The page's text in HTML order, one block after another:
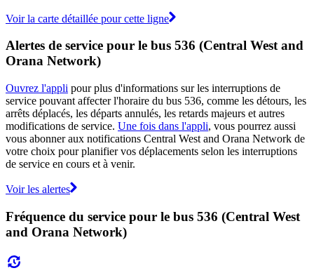
Voir la carte détaillée pour cette ligne
Alertes de service pour le bus 536 (Central West and
Orana Network)
Ouvrez l'appli pour plus d'informations sur les interruptions de
service pouvant affecter l'horaire du bus 536, comme les détours, les
arrêts déplacés, les départs annulés, les retards majeurs et autres
modifications de service. Une fois dans l'appli, vous pourrez aussi
vous abonner aux notifications Central West and Orana Network de
votre choix pour planifier vos déplacements selon les interruptions
de service en cours et à venir.
Voir les alertes
Fréquence du service pour le bus 536 (Central West
and Orana Network)